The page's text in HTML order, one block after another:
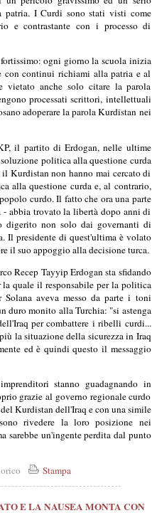
patria. I Curdi sono stati visti come
e contrastante con i processo di
ogni giorno la scuola inizia
con continui richiami alla patria e al
vietato anche solo citare la parola
processati scrittori, intellettuali
adoperare la parola Kurdistan nei
il partito di Erdogan, nelle ultime
politica alla questione curda
Kurdistan non hanno mai cercato di
alla questione curda e, al contrario,
curdo. Il fatto che ora una parte
abbia trovato la libertà dopo anni di
digerito non solo dai governanti di
Il presidente di quest'ultima è volato
il suo appoggio alla decisione turca.
Recep Tayyip Erdogan sta sfidando
quale il responsabile per la politica
aveva messo da parte i toni
duro monito alla Turchia: "si astenga
per combattere i ribelli curdi...
la situazione della sicurezza in Iraq
ed è quindi questo il messaggio
stanno guadagnando in
grazie al governo regionale curdo
Kurdistan dell'Iraq e con una simile
rivedere la loro posizione nei
sarebbe un'ingente perdita dal punto
Stampa
E LA NAUSEA MONTA CON